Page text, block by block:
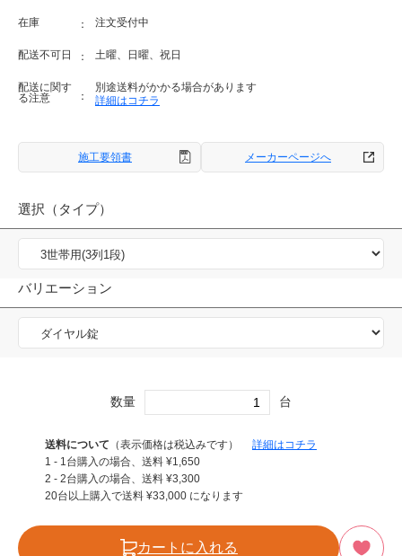
在庫 注文受付中
配送不可日 土曜、日曜、祝日
配送に関す
る注意
別途送料がかかる場合があります
詳細はコチラ
施工要領書 メーカーページへ
選択（タイプ）
バリエーション
数量 台
送料について （表示価格は税込みです） 詳細はコチラ
1 - 1台購入の場合、送料 ¥1,650
2 - 2台購入の場合、送料 ¥3,300
20台以上購入で送料 ¥33,000 になります
カートに入れる